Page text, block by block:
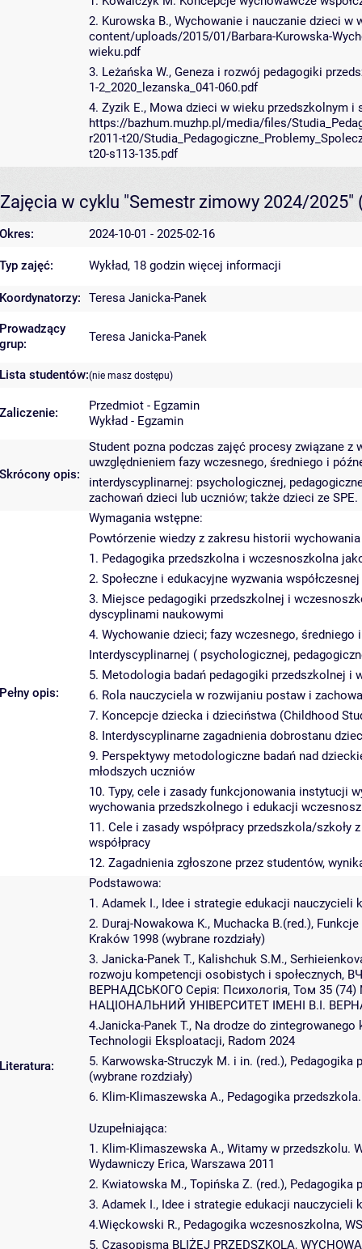
2. Kurowska B., Wychowanie i nauczanie dzieci
content/uploads/2015/01/Barbara-Kurowska-
wieku.pdf
3. Leżańska W., Geneza i rozwój pedagogiki
1-2_2020_lezanska_041-060.pdf
4. Zyzik E., Mowa dzieci w wieku przedszkolnym i
https://bazhum.muzhp.pl/media/files/
r2011-t20/
t20-s113-135.pdf
Zajęcia w cyklu "Semestr zimowy 2024/2025"
Okres: 2024-10-01 - 2025-02-16
Typ zajęć: Wykład, 18 godzin więcej informacji
Koordynatorzy: Teresa Janicka-Panek
Prowadzący
grup:
Teresa Janicka-Panek
Lista studentów:(nie masz dostępu)
Zaliczenie:
Przedmiot - Egzamin
Wykład - Egzamin
Skrócony opis:
Student pozna podczas zajęć procesy związane z
uwzględnieniem fazy wczesnego, średniego i
interdyscyplinarnej: psychologicznej,
zachowań dzieci lub uczniów; także dzieci ze SPE.
Pełny opis:
Wymagania wstępne:
Powtórzenie wiedzy z zakresu historii
1. Pedagogika przedszkolna i wczesnoszkolna
2. Społeczne i edukacyjne wyzwania
3. Miejsce pedagogiki przedszkolnej i
dyscyplinami naukowymi
4. Wychowanie dzieci; fazy wczesnego,
Interdyscyplinarnej ( psychologicznej,
5. Metodologia badań pedagogiki przedszkolnej
6. Rola nauczyciela w rozwijaniu postaw i
7. Koncepcje dziecka i dzieciństwa (Childhood
8. Interdyscyplinarne zagadnienia dobrostanu
9. Perspektywy metodologiczne badań nad
młodszych uczniów
10. Typy, cele i zasady funkcjonowania instytucji
wychowania przedszkolnego i edukacji
11. Cele i zasady współpracy przedszkola/
współpracy
12. Zagadnienia zgłoszone przez studentów,
Literatura:
Podstawowa:
1. Adamek I., Idee i strategie edukacji nauczycieli
2. Duraj-Nowakowa K., Muchacka B.(red.),
Kraków 1998 (wybrane rozdziały)
3. Janicka-Panek T., Kalishchuk S.M.,
rozwoju kompetencji osobistych i
ВЕРНАДСЬКОГО Серія: Психологія, Том 35
НАЦІОНАЛЬНИЙ УНІВЕРСИТЕТ ІМЕНІ В.І.
4.Janicka-Panek T., Na drodze do
Technologii Eksploatacji, Radom 2024
5. Karwowska-Struczyk M. i in. (red.),
(wybrane rozdziały)
6. Klim-Klimaszewska A., Pedagogika
Uzupełniająca:
1. Klim-Klimaszewska A., Witamy w przedszkolu.
Wydawniczy Erica, Warszawa 2011
2. Kwiatowska M., Topińska Z. (red.), Pedagogika
3. Adamek I., Idee i strategie edukacji nauczycieli
4.Więckowski R., Pedagogika wczesnoszkolna,
5. Czasopisma BLIŻEJ PRZEDSZKOLA,